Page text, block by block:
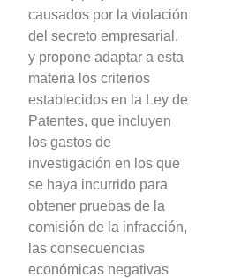
causados por la violación
del secreto empresarial,
y propone adaptar a esta
materia los criterios
establecidos en la Ley de
Patentes, que incluyen
los gastos de
investigación en los que
se haya incurrido para
obtener pruebas de la
comisión de la infracción,
las consecuencias
económicas negativas